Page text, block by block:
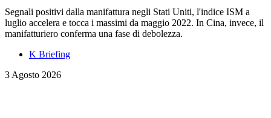
Segnali positivi dalla manifattura negli Stati Uniti, l'indice ISM a
luglio accelera e tocca i massimi da maggio 2022. In Cina, invece, il
manifatturiero conferma una fase di debolezza.
K Briefing
3 Agosto 2026